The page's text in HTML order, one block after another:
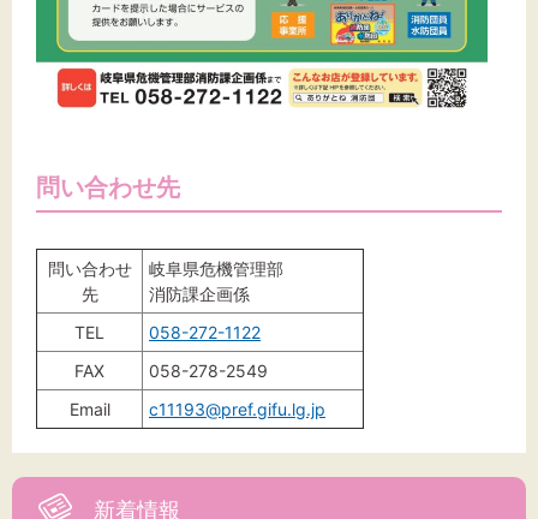
新着情報
問い合わせ先
問い合わせ
先
岐阜県危機管理部
消防課企画係
TEL
058-272-1122
FAX
058-278-2549
Email
c11193@pref.gifu.lg.jp